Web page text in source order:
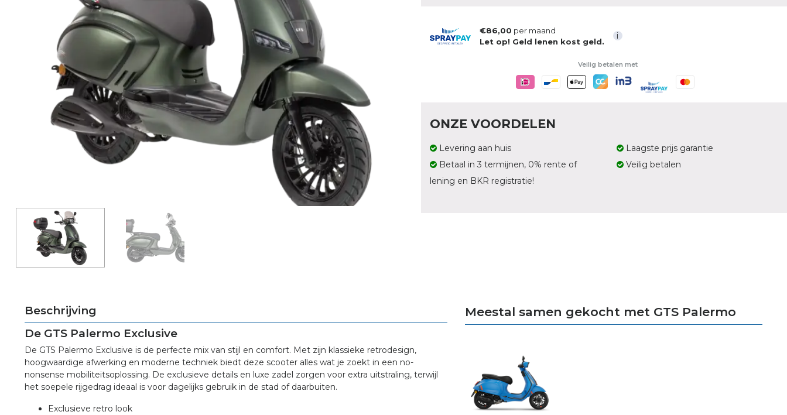
€86,00 per maand
Let op! Geld lenen kost geld.
i
Veilig betalen met
ONZE VOORDELEN
Levering aan huis
Betaal in 3 termijnen, 0% rente of
lening en BKR registratie!
Laagste prijs garantie
Veilig betalen
Beschrijving
De GTS Palermo Exclusive
De GTS Palermo Exclusive is de perfecte mix van stijl en comfort. Met zijn klassieke retrodesign,
hoogwaardige afwerking en moderne techniek biedt deze scooter alles wat je zoekt in een no-
nonsense mobiliteitsoplossing. De exclusieve details en luxe zadel zorgen voor extra uitstraling, terwijl
het soepele rijgedrag ideaal is voor dagelijks gebruik in de stad of daarbuiten.
Exclusieve retro look
Meestal samen gekocht met GTS Palermo